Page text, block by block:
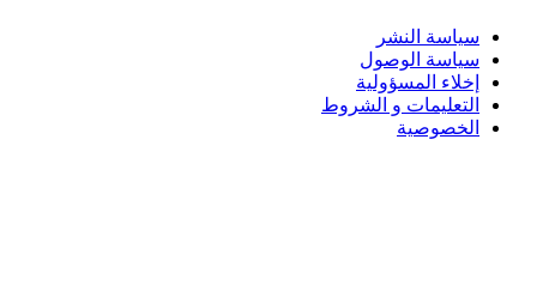
سياسة النشر
سياسة الوصول
إخلاء المسؤولية
التعليمات و الشروط
الخصوصية